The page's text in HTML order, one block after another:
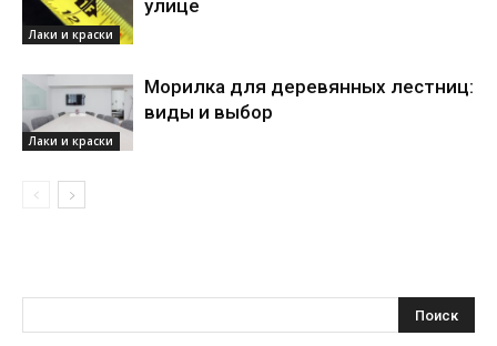
Лаки и краски
улице
Лаки и краски
Морилка для деревянных лестниц:
виды и выбор